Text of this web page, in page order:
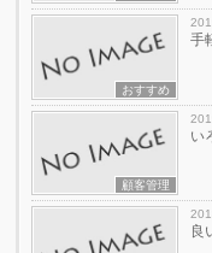
おすすめ
手
顧客管理
い
良